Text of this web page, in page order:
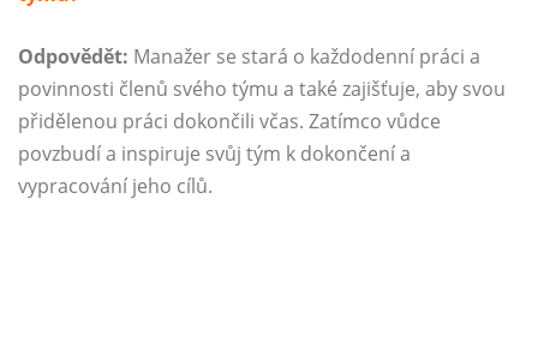
Odpovědět: Manažer se stará o každodenní práci a
povinnosti členů svého týmu a také zajišťuje, aby svou
přidělenou práci dokončili včas. Zatímco vůdce
povzbudí a inspiruje svůj tým k dokončení a
vypracování jeho cílů.